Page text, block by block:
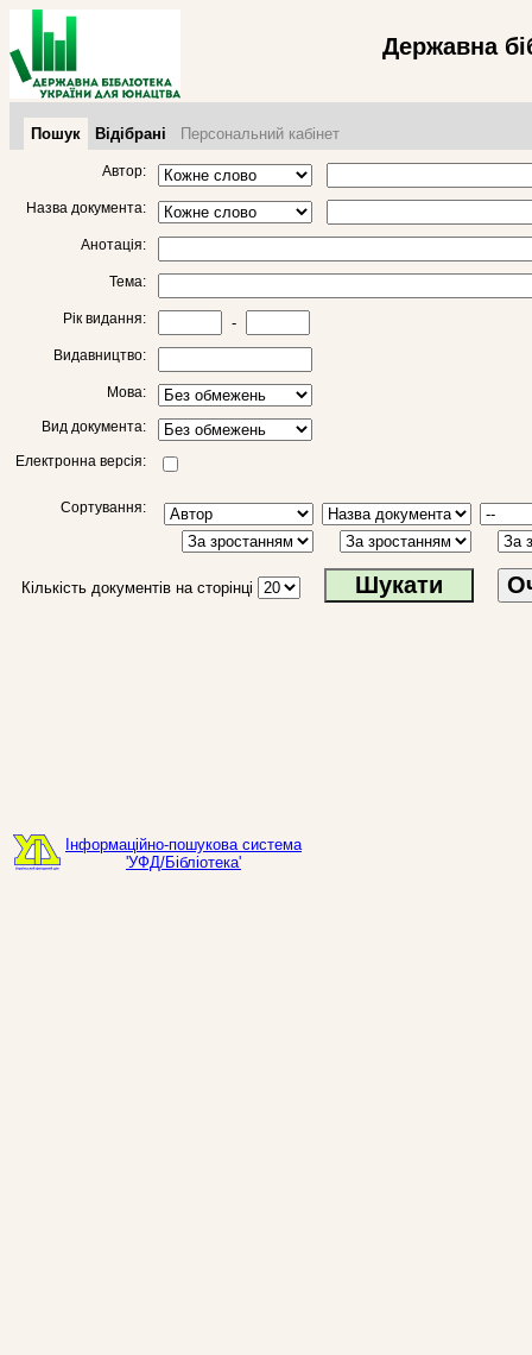
Державна
Пошук Відібрані Персональний кабінет
Автор:
Назва документа:
Анотація:
Тема:
Рік видання: -
Видавництво:
Мова:
Вид документа:
Електронна версія:
Сортування:
Кількість документів на сторінці
Інформаційно-пошукова система
'УФД/Бібліотека'